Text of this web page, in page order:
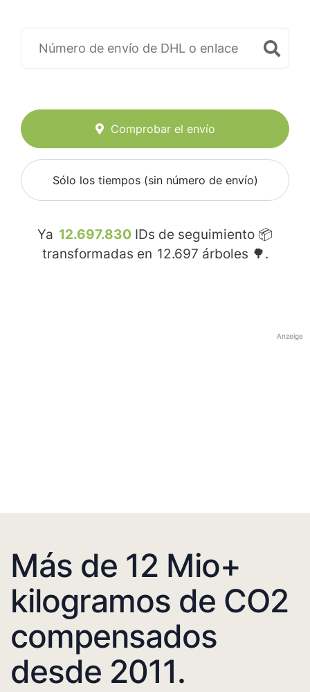
Comprobar el envío
Sólo los tiempos (sin número de envío)
Ya 12.697.830 IDs de seguimiento 📦
transformadas en 12.697 árboles 🌳.
Anzeige
Más de 12 Mio+
kilogramos de CO2
compensados
desde 2011.